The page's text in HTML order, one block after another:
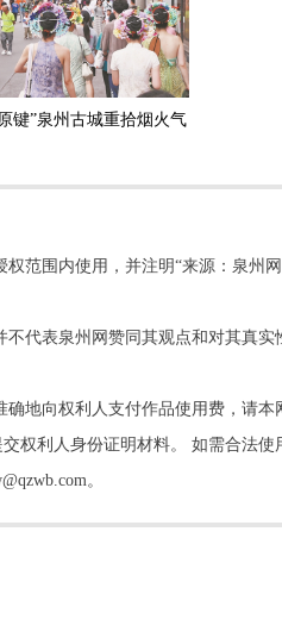
键”泉州古城重拾烟火气
范围内使用，并注明“来源：泉州
代表泉州网赞同其观点和对其真实
地向权利人支付作品使用费，请本
权利人身份证明材料。 如需合法使
。